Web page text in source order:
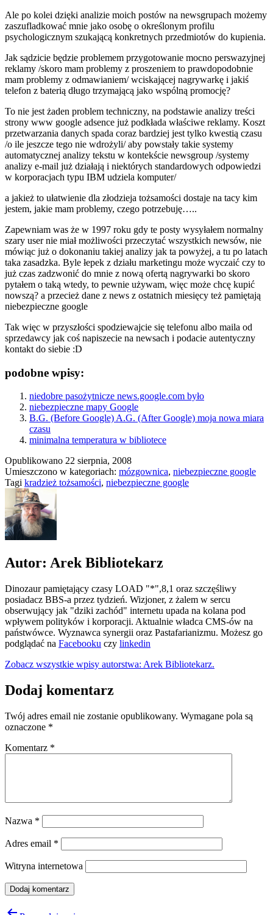
Ale po kolei dzięki analizie moich postów na newsgrupach możemy
zaszufladkować mnie jako osobę o określonym profilu
psychologicznym szukającą konkretnych przedmiotów do kupienia.
Jak sądzicie będzie problemem przygotowanie mocno perswazyjnej
reklamy /skoro mam problemy z proszeniem to prawdopodobnie
mam problemy z odmawianiem/ wciskającej nagrywarkę i jakiś
telefon z baterią długo trzymającą jako wspólną promocję?
To nie jest żaden problem techniczny, na podstawie analizy treści
strony www google adsence już podkłada właściwe reklamy. Koszt
przetwarzania danych spada coraz bardziej jest tylko kwestią czasu
/o ile jeszcze tego nie wdrożyli/ aby powstały takie systemy
automatycznej analizy tekstu w kontekście newsgroup /systemy
analizy e-mail już działają i niektórych standardowych odpowiedzi
w korporacjach typu IBM udziela komputer/
a jakież to ułatwienie dla złodzieja tożsamości dostaje na tacy kim
jestem, jakie mam problemy, czego potrzebuję…..
Zapewniam was że w 1997 roku gdy te posty wysyłałem normalny
szary user nie miał możliwości przeczytać wszystkich newsów, nie
mówiąc już o dokonaniu takiej analizy jak ta powyżej, a tu po latach
taka zasadzka. Byle łepek z działu marketingu może wyczaić czy to
już czas zadzwonić do mnie z nową ofertą nagrywarki bo skoro
pytałem o taką wtedy, to pewnie używam, więc może chcę kupić
nowszą? a przecież dane z news z ostatnich miesięcy też pamiętają
niebezpieczne google
Tak więc w przyszłości spodziewajcie się telefonu albo maila od
sprzedawcy jak coś napiszecie na newsach i podacie autentyczny
kontakt do siebie :D
podobne wpisy:
niedobre pasożytnicze news.google.com było
niebezpieczne mapy Google
B.G. (Before Google) A.G. (After Google) moja nowa miara
czasu
minimalna temperatura w bibliotece
Opublikowano 22 sierpnia, 2008
Umieszczono w kategoriach: mózgownica, niebezpieczne google
Tagi kradzież tożsamości, niebezpieczne google
Autor: Arek Bibliotekarz
Dinozaur pamiętający czasy LOAD "*",8,1 oraz szczęśliwy
posiadacz BBS-a przez tydzień. Wizjoner, z żalem w sercu
obserwujący jak "dziki zachód" internetu upada na kolana pod
wpływem polityków i korporacji. Aktualnie władca CMS-ów na
państwówce. Wyznawca synergii oraz Pastafarianizmu. Możesz go
podglądać na Facebooku czy linkedin
Zobacz wszystkie wpisy autorstwa: Arek Bibliotekarz.
Dodaj komentarz
Twój adres email nie zostanie opublikowany. Wymagane pola są
oznaczone *
Komentarz *
Nazwa *
Adres email *
Witryna internetowa